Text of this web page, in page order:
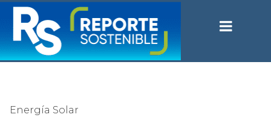
Energía Solar